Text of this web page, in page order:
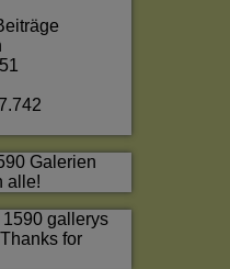
Galerien
alle!
gallerys
for